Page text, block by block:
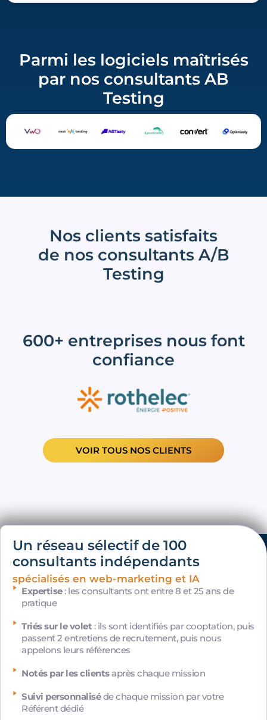
Parmi les logiciels maîtrisés
par nos consultants AB
Testing
Nos clients satisfaits
de nos consultants A/B
Testing
600+ entreprises nous font
confiance
VOIR TOUS NOS CLIENTS
Un réseau sélectif de 100
consultants indépendants
spécialisés en web-marketing et IA
Expertise: les consultants ont entre 8 et 25 ans de
pratique
Triés sur le volet : ils sont identifiés par cooptation, puis
passent 2 entretiens de recrutement, puis nous
appelons leurs références
Notés par les clientsaprès chaque mission
Suivi personnaliséde chaque mission par votre
Référent dédié